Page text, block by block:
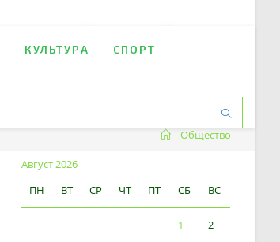
КУЛЬТУРА СПОРТ
Общество
Август 2026
ПН
ВТ СР ЧТ ПТ СБ ВС
1 2